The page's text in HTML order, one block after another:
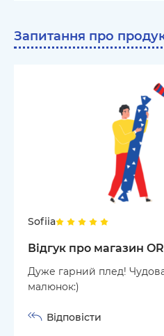
Запитання про
Sofiia
Відгук про магазин
Дуже гарний плед! Чудова
малюнок:)
Відповісти